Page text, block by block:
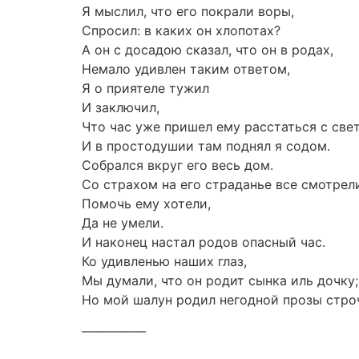
Я мыслил, что его покрали воры,
Спросил: в каких он хлопотах?
А он с досадою сказал, что он в родах,
Немало удивлен таким ответом,
Я о приятеле тужил
И заключил,
Что час уже пришел ему расстаться с
И в простодушии там поднял я содом.
Собрался вкруг его весь дом.
Со страхом на его страданье все
Помочь ему хотели,
Да не умели.
И наконец настал родов опасный час.
Ко удивленью наших глаз,
Мы думали, что он родит сынка иль дочку;
Но мой шалун родил негодной прозы
—————